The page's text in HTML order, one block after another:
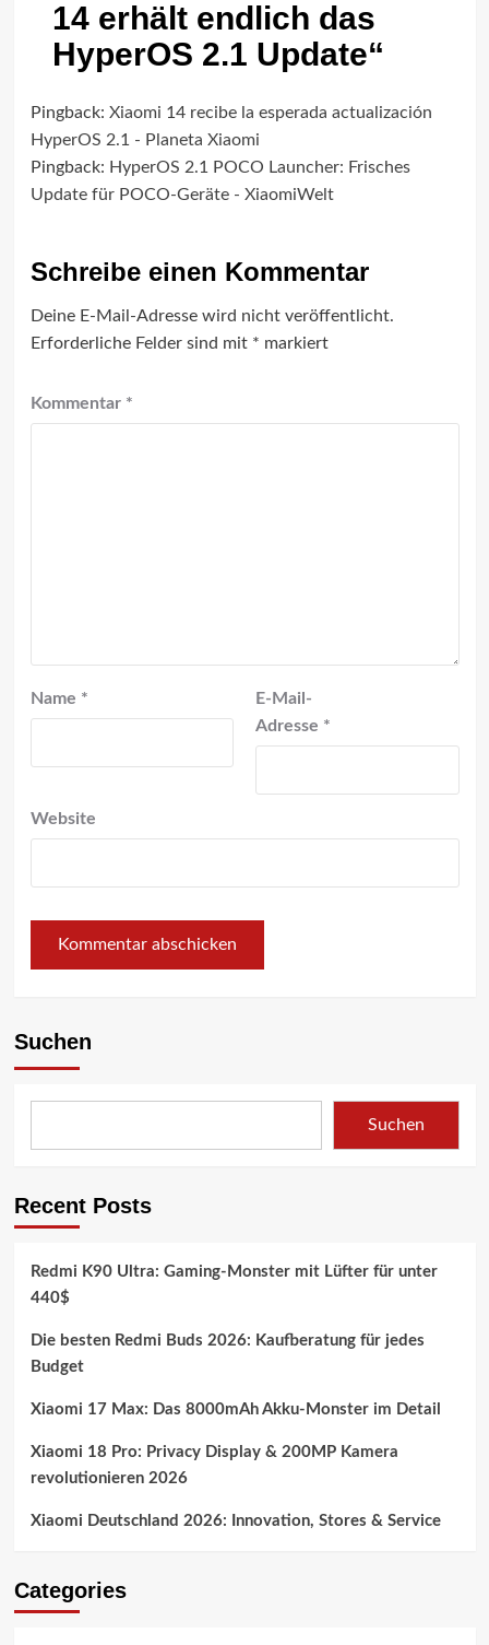
14 erhält endlich das
HyperOS 2.1 Update“
Pingback: Xiaomi 14 recibe la esperada actualización
HyperOS 2.1 - Planeta Xiaomi
Pingback: HyperOS 2.1 POCO Launcher: Frisches
Update für POCO-Geräte - XiaomiWelt
Schreibe einen Kommentar
Deine E-Mail-Adresse wird nicht veröffentlicht.
Erforderliche Felder sind mit * markiert
Kommentar *
Name *
E-Mail-
Adresse *
Website
Suchen
Suchen
Recent Posts
Redmi K90 Ultra: Gaming-Monster mit Lüfter für unter
440$
Die besten Redmi Buds 2026: Kaufberatung für jedes
Budget
Xiaomi 17 Max: Das 8000mAh Akku-Monster im Detail
Xiaomi 18 Pro: Privacy Display & 200MP Kamera
revolutionieren 2026
Xiaomi Deutschland 2026: Innovation, Stores & Service
Categories